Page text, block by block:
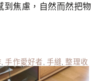
到焦慮，自然而然把物
,手作愛好者, 手縫,整理收
主義者 極簡生活, 簡單生